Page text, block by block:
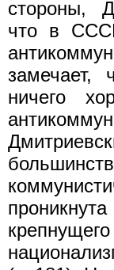
стороны,
что в
замечает,
ничего